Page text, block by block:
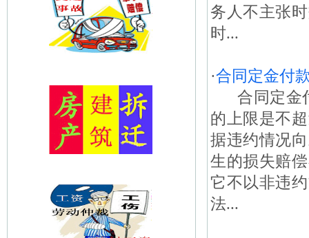
务人不主张
时...
·合同定金付
合同定金付
的上限是不
据违约情况
生的损失赔
它不以非违
法...